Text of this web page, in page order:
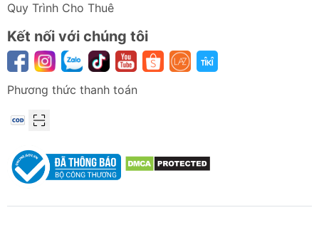
Quy Trình Cho Thuê
Kết nối với chúng tôi
Phương thức thanh toán